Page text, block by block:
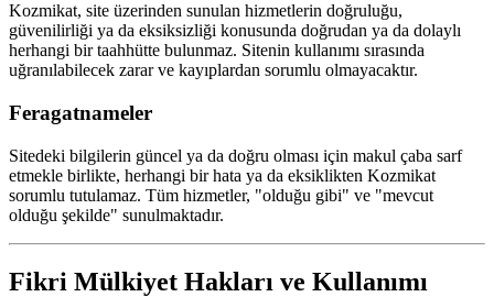
Kozmikat, site üzerinden sunulan hizmetlerin doğruluğu,
güvenilirliği ya da eksiksizliği konusunda doğrudan ya da dolaylı
herhangi bir taahhütte bulunmaz. Sitenin kullanımı sırasında
uğranılabilecek zarar ve kayıplardan sorumlu olmayacaktır.
Feragatnameler
Sitedeki bilgilerin güncel ya da doğru olması için makul çaba sarf
etmekle birlikte, herhangi bir hata ya da eksiklikten Kozmikat
sorumlu tutulamaz. Tüm hizmetler, "olduğu gibi" ve "mevcut
olduğu şekilde" sunulmaktadır.
Fikri Mülkiyet Hakları ve Kullanımı